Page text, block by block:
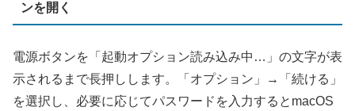
ンを開く
電源ボタンを「起動オプション読み込み中…」の文字が表
示されるまで長押しします。「オプション」→「続ける」
を選択し、必要に応じてパスワードを入力するとmacOS